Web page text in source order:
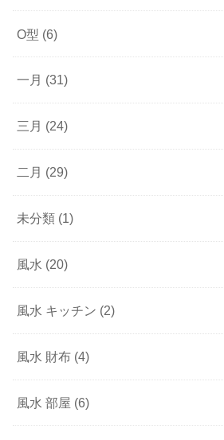
O型 (6)
一月 (31)
三月 (24)
二月 (29)
未分類 (1)
風水 (20)
風水 キッチン (2)
風水 財布 (4)
風水 部屋 (6)